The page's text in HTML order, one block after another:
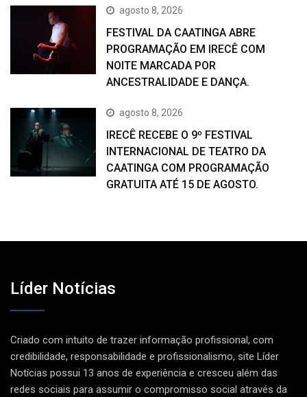
agosto 8, 2026
FESTIVAL DA CAATINGA ABRE
PROGRAMAÇÃO EM IRECÊ COM
NOITE MARCADA POR
ANCESTRALIDADE E DANÇA.
agosto 8, 2026
IRECÊ RECEBE O 9º FESTIVAL
INTERNACIONAL DE TEATRO DA
CAATINGA COM PROGRAMAÇÃO
GRATUITA ATÉ 15 DE AGOSTO.
Líder Notícias
Criado com intuito de trazer informação profissional, com
credibilidade, responsabilidade e profissionalismo, site Líder
Notícias possui 13 anos de experiência e cresceu além das
redes sociais para assumir o compromisso social através da